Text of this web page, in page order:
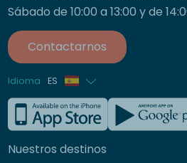
Sábado de 10:00 a 13:00 y de
Contactarnos
Idioma ES
Francés
Inglés
Alemán
Nuestros destinos